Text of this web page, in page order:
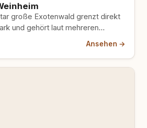
große Exotenwald grenzt direkt
und gehört laut mehreren
Ansehen →